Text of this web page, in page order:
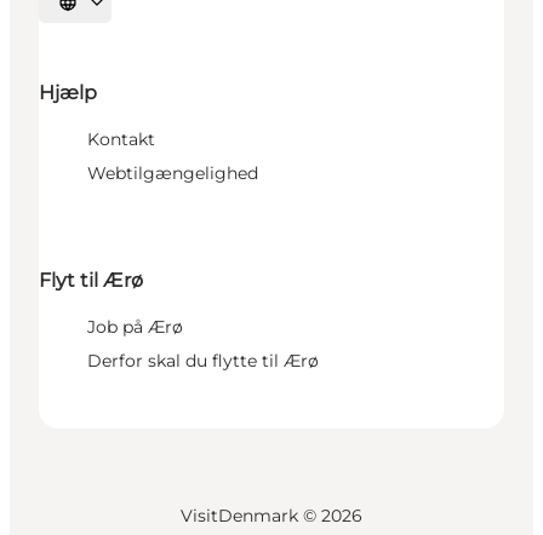
Vælg sprog
Hjælp
Kontakt
Webtilgængelighed
Flyt til Ærø
Job på Ærø
Derfor skal du flytte til Ærø
VisitDenmark © 2026